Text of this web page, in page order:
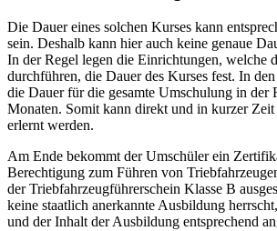
Die Dauer eines solchen Kurses kann
sein. Deshalb kann hier auch keine genaue
In der Regel legen die Einrichtungen, welche
durchführen, die Dauer des Kurses fest. In
die Dauer für die gesamte Umschulung in der
Monaten. Somit kann direkt und in kurzer
erlernt werden.
Am Ende bekommt der Umschüler ein
Berechtigung zum Führen von
der Triebfahrzeugführerschein Klasse B
keine staatlich anerkannte Ausbildung
und der Inhalt der Ausbildung entsprechend